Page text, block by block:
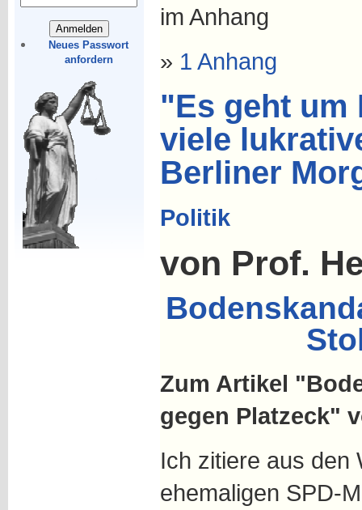
Neues Passwort
anfordern
im Anhang
» 1 Anhang
"Es geht um
viele
Berliner
Politik
von Prof.
Zum Artikel
gegen Platzeck"
Ich zitiere aus den
ehemaligen SPD-